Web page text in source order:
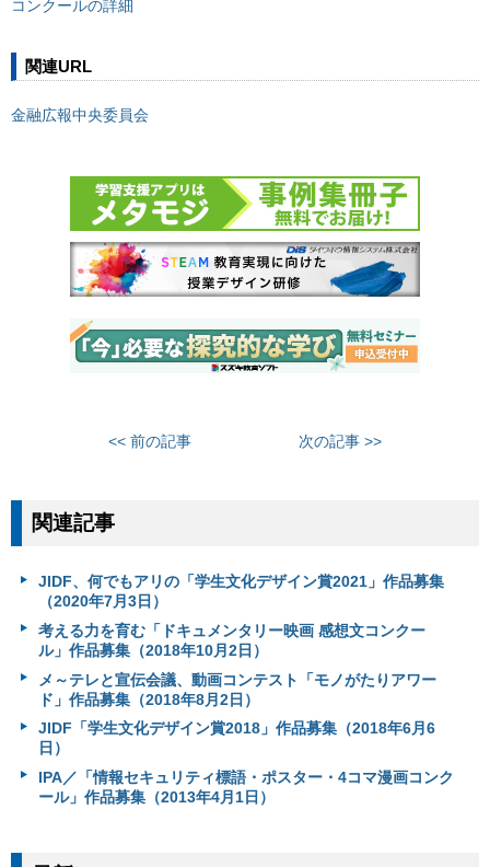
コンクールの詳細
関連URL
金融広報中央委員会
<< 前の記事 次の記事 >>
関連記事
JIDF、何でもアリの「学生文化デザイン賞2021」作品募集
（2020年7月3日）
考える力を育む「ドキュメンタリー映画 感想文コンクー
ル」作品募集（2018年10月2日）
メ～テレと宣伝会議、動画コンテスト「モノがたりアワー
ド」作品募集（2018年8月2日）
JIDF「学生文化デザイン賞2018」作品募集（2018年6月6
日）
IPA／「情報セキュリティ標語・ポスター・4コマ漫画コンク
ール」作品募集（2013年4月1日）